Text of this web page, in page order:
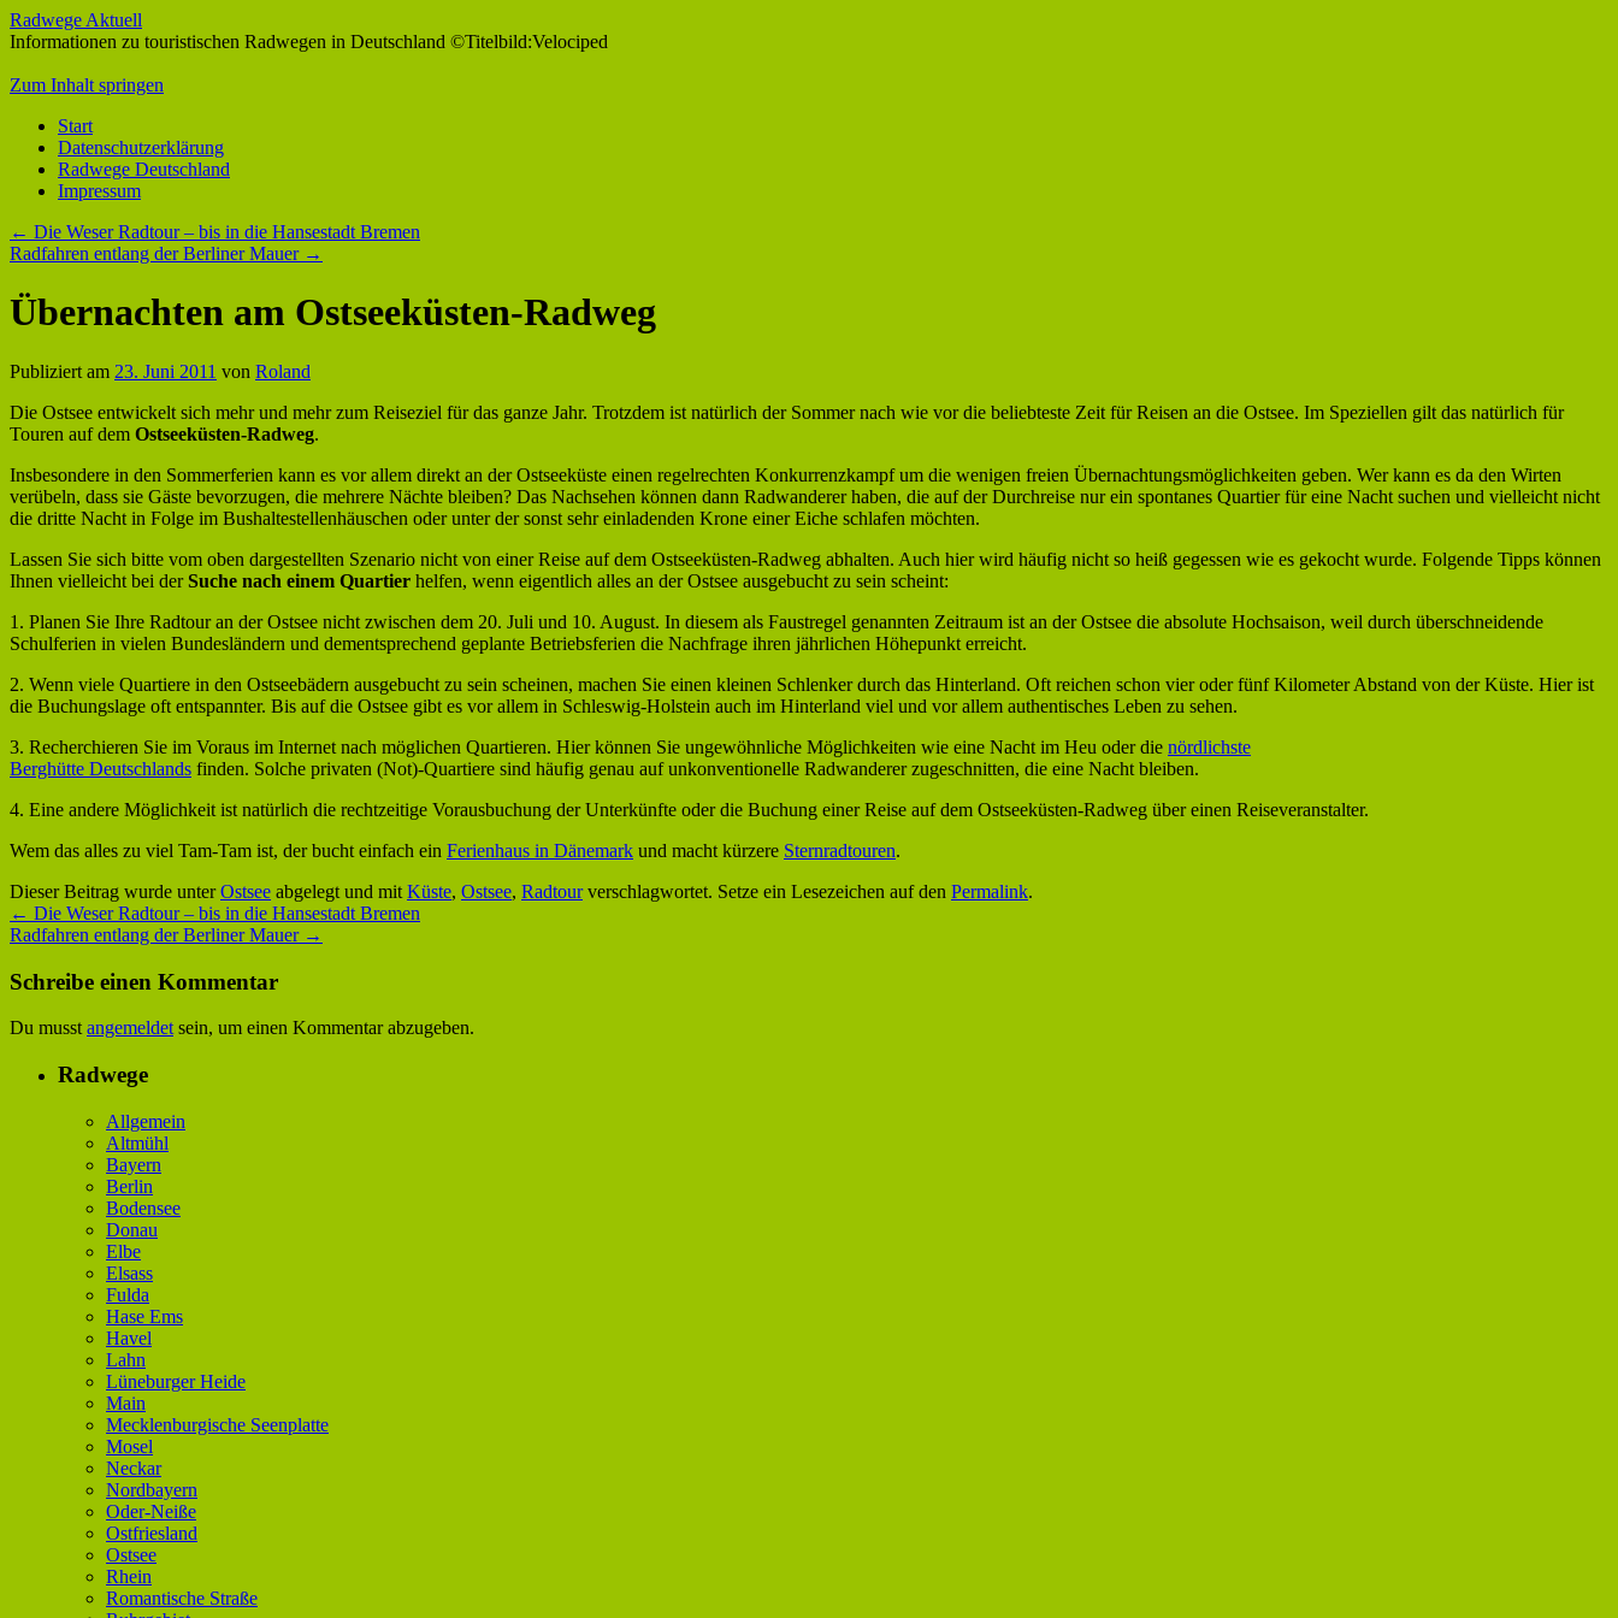
Radwege Aktuell
Informationen zu touristischen Radwegen in Deutschland ©Titelbild:Velociped
Zum Inhalt springen
Start
Datenschutzerklärung
Radwege Deutschland
Impressum
← Die Weser Radtour – bis in die Hansestadt Bremen
Radfahren entlang der Berliner Mauer →
Übernachten am Ostseeküsten-Radweg
Publiziert am 23. Juni 2011 von Roland
Die Ostsee entwickelt sich mehr und mehr zum Reiseziel für das ganze Jahr. Trotzdem ist natürlich der Sommer nach wie vor die beliebteste Zeit für Reisen an die Ostsee. Im Speziellen gilt das natürlich für
Touren auf dem Ostseeküsten-Radweg.
Insbesondere in den Sommerferien kann es vor allem direkt an der Ostseeküste einen regelrechten Konkurrenzkampf um die wenigen freien Übernachtungsmöglichkeiten geben. Wer kann es da den Wirten
verübeln, dass sie Gäste bevorzugen, die mehrere Nächte bleiben? Das Nachsehen können dann Radwanderer haben, die auf der Durchreise nur ein spontanes Quartier für eine Nacht suchen und vielleicht nicht
die dritte Nacht in Folge im Bushaltestellenhäuschen oder unter der sonst sehr einladenden Krone einer Eiche schlafen möchten.
Lassen Sie sich bitte vom oben dargestellten Szenario nicht von einer Reise auf dem Ostseeküsten-Radweg abhalten. Auch hier wird häufig nicht so heiß gegessen wie es gekocht wurde. Folgende Tipps können
Ihnen vielleicht bei derSuche nach einem Quartier helfen, wenn eigentlich alles an der Ostsee ausgebucht zu sein scheint:
1. Planen Sie Ihre Radtour an der Ostsee nicht zwischen dem 20. Juli und 10. August. In diesem als Faustregel genannten Zeitraum ist an der Ostsee die absolute Hochsaison, weil durch überschneidende
Schulferien in vielen Bundesländern und dementsprechend geplante Betriebsferien die Nachfrage ihren jährlichen Höhepunkt erreicht.
2. Wenn viele Quartiere in den Ostseebädern ausgebucht zu sein scheinen, machen Sie einen kleinen Schlenker durch das Hinterland. Oft reichen schon vier oder fünf Kilometer Abstand von der Küste. Hier ist
die Buchungslage oft entspannter. Bis auf die Ostsee gibt es vor allem in Schleswig-Holstein auch im Hinterland viel und vor allem authentisches Leben zu sehen.
3. Recherchieren Sie im Voraus im Internet nach möglichen Quartieren. Hier können Sie ungewöhnliche Möglichkeiten wie eine Nacht im Heu oder die nördlichste
Berghütte Deutschlands finden. Solche privaten (Not)-Quartiere sind häufig genau auf unkonventionelle Radwanderer zugeschnitten, die eine Nacht bleiben.
4. Eine andere Möglichkeit ist natürlich die rechtzeitige Vorausbuchung der Unterkünfte oder die Buchung einer Reise auf dem Ostseeküsten-Radweg über einen Reiseveranstalter.
Wem das alles zu viel Tam-Tam ist, der bucht einfach ein Ferienhaus in Dänemark und macht kürzere Sternradtouren.
Dieser Beitrag wurde unterOstsee abgelegt und mit Küste, Ostsee, Radtourverschlagwortet. Setze ein Lesezeichen auf den Permalink.
← Die Weser Radtour – bis in die Hansestadt Bremen
Radfahren entlang der Berliner Mauer →
Schreibe einen Kommentar
Du musst angemeldet sein, um einen Kommentar abzugeben.
Radwege
Allgemein
Altmühl
Bayern
Berlin
Bodensee
Donau
Elbe
Elsass
Fulda
Hase Ems
Havel
Lahn
Lüneburger Heide
Main
Mecklenburgische Seenplatte
Mosel
Neckar
Nordbayern
Oder-Neiße
Ostfriesland
Ostsee
Rhein
Romantische Straße